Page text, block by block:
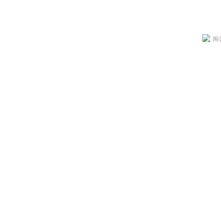
闽